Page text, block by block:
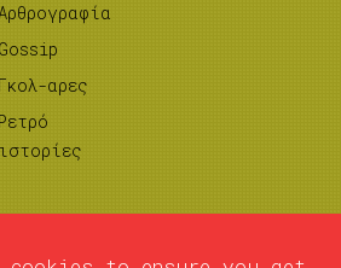
Gossip
Γκολ-αρες
Ρετρό
ιστορίες